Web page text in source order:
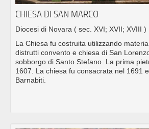
CHIESA DI SAN MARCO
Diocesi di Novara ( sec. XVI; XVII; XVIII )
La Chiesa fu costruita utilizzando
distrutti convento e chiesa di San
sobborgo di Santo Stefano. La prima
1607. La chiesa fu consacrata nel 1691
Barnabiti.